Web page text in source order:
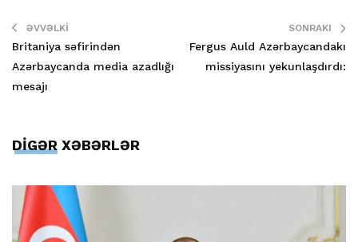
ƏVVƏLKI
Britaniya səfirindən
Azərbaycanda media azadlığı
mesajı
SONRAKI
Fergus Auld Azərbaycandakı
missiyasını yekunlaşdırdı:
DİGƏR XƏBƏRLƏR